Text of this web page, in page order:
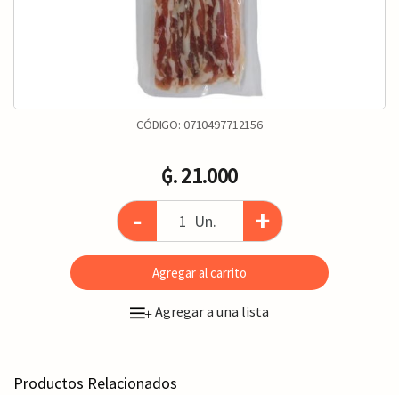
CÓDIGO: 0710497712156
₲. 21.000
- Un. +
Agregar al carrito
+Agregar a una lista
Productos Relacionados